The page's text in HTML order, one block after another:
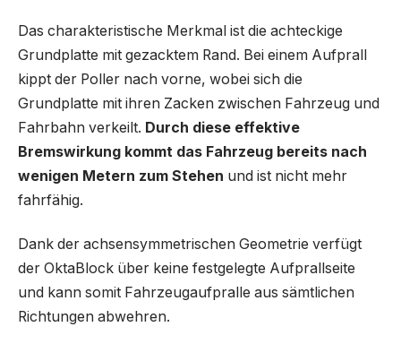
Das charakteristische Merkmal ist die achteckige
Grundplatte mit gezacktem Rand. Bei einem Aufprall
kippt der Poller nach vorne, wobei sich die
Grundplatte mit ihren Zacken zwischen Fahrzeug und
Fahrbahn verkeilt. Durch diese effektive
Bremswirkung kommt das Fahrzeug bereits nach
wenigen Metern zum Stehen und ist nicht mehr
fahrfähig.
Dank der achsensymmetrischen Geometrie verfügt
der OktaBlock über keine festgelegte Aufprallseite
und kann somit Fahrzeugaufpralle aus sämtlichen
Richtungen abwehren.